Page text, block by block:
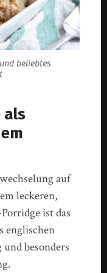
beliebtes
als
auf
leckeren,
ist das
englischen
besonders